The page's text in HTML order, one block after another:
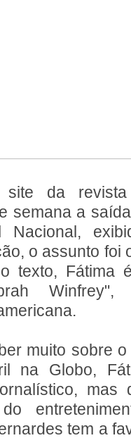
da revista
semana a
Nacional,
o assunto foi
texto, Fátima
muito sobre
na Globo,
mas
tem a